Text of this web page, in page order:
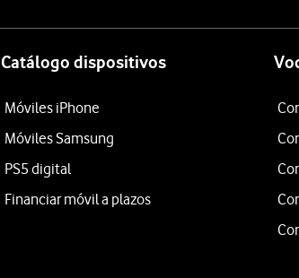
Catálogo dispositivos
Móviles iPhone
Móviles Samsung
PS5 digital
Financiar móvil a plazos